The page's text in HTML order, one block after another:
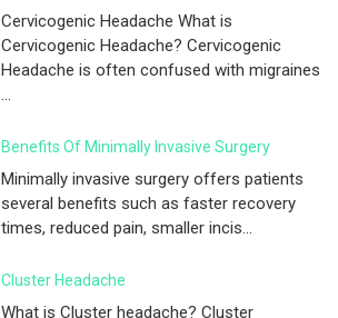
Cervicogenic Headache What is
Cervicogenic Headache? Cervicogenic
Headache is often confused with migraines
...
Benefits Of Minimally Invasive Surgery
Minimally invasive surgery offers patients
several benefits such as faster recovery
times, reduced pain, smaller incis...
Cluster Headache
What is Cluster headache? Cluster